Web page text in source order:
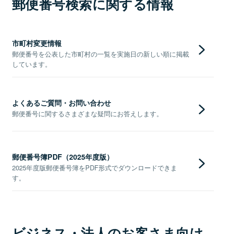
郵便番号検索に関する情報
市町村変更情報
郵便番号を公表した市町村の一覧を実施日の新しい順に掲載
しています。
よくあるご質問・お問い合わせ
郵便番号に関するさまざまな疑問にお答えします。
郵便番号簿PDF（2025年度版）
2025年度版郵便番号簿をPDF形式でダウンロードできま
す。